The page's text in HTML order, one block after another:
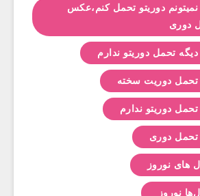
دوریتو تحمل کنم،عکس
دوری
تحمل دوریتو ندارم
دوریت سخته
دوریتو ندارم
دوری
های نوروز
نوروز